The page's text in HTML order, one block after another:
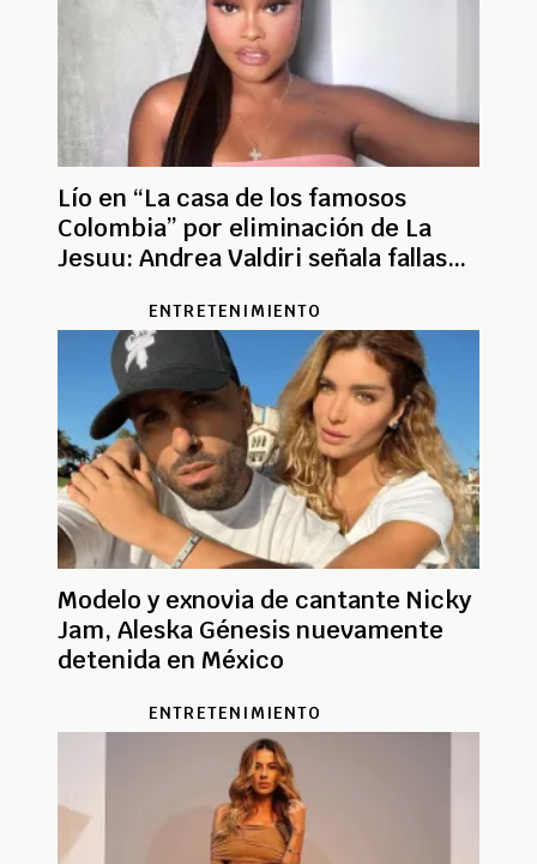
Lío en “La casa de los famosos
Colombia” por eliminación de La
Jesuu: Andrea Valdiri señala fallas
ENTRETENIMIENTO
Modelo y exnovia de cantante Nicky
Jam, Aleska Génesis nuevamente
detenida en México
ENTRETENIMIENTO